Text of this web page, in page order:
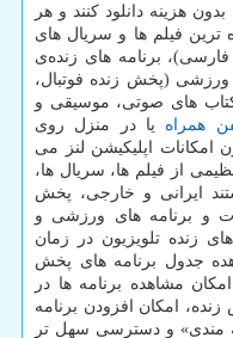
هزینه دانلود کنند و هر
ترین فیلم ها و سریال های
برنامه های زنده‌ی
(پخش زنده فوتبال،
های صوتی، موسیقی و
همراه یا در منزل روی
امکانات اپلیکیشن لنز می
از فیلم ها، سریال ها،
ایرانی و خارجی، پخش
و برنامه های ورزشی و
زنده تلویزیون در زمان
جدول برنامه های پخش
مشاهده برنامه ها در
امکان افزودن برنامه
مندی» و دسترسی سهل تر